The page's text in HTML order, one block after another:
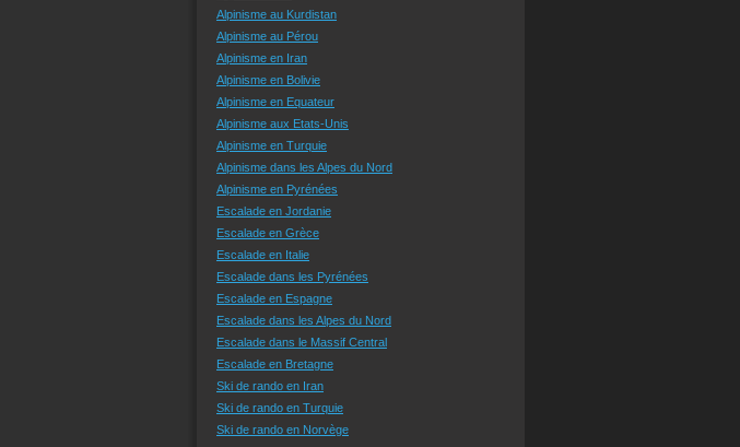
Alpinisme au Kurdistan
Alpinisme au Pérou
Alpinisme en Iran
Alpinisme en Bolivie
Alpinisme en Equateur
Alpinisme aux Etats-Unis
Alpinisme en Turquie
Alpinisme dans les Alpes du Nord
Alpinisme en Pyrénées
Escalade en Jordanie
Escalade en Grèce
Escalade en Italie
Escalade dans les Pyrénées
Escalade en Espagne
Escalade dans les Alpes du Nord
Escalade dans le Massif Central
Escalade en Bretagne
Ski de rando en Iran
Ski de rando en Turquie
Ski de rando en Norvège